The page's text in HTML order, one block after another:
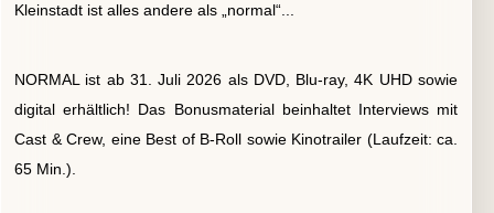
Kleinstadt ist alles andere als „normal“...
NORMAL ist ab 31. Juli 2026 als DVD, Blu-ray, 4K UHD sowie
digital erhältlich! Das Bonusmaterial beinhaltet Interviews mit
Cast & Crew, eine Best of B-Roll sowie Kinotrailer (Laufzeit: ca.
65 Min.).